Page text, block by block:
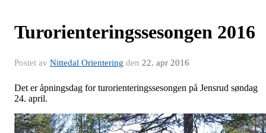
Turorienteringssesongen 2016
Postet av Nittedal Orientering den 22. apr 2016
Det er åpningsdag for turorienteringssesongen på Jensrud søndag
24. april.